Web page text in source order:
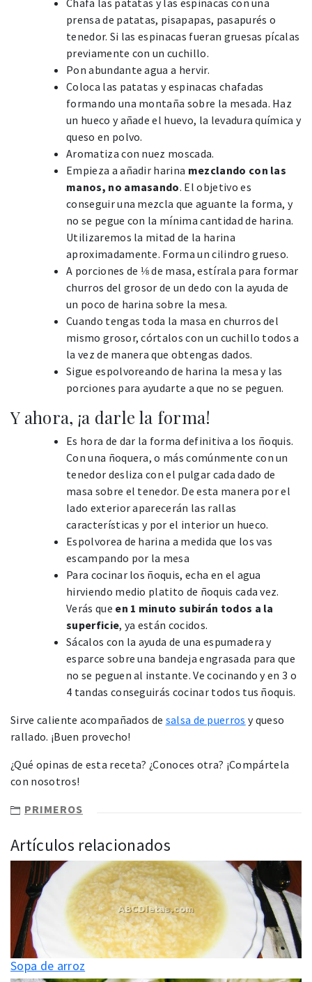
Chafa las patatas y las espinacas con una
prensa de patatas, pisapapas, pasapurés o
tenedor. Si las espinacas fueran gruesas pícalas
previamente con un cuchillo.
Pon abundante agua a hervir.
Coloca las patatas y espinacas chafadas
formando una montaña sobre la mesada. Haz
un hueco y añade el huevo, la levadura química y
queso en polvo.
Aromatiza con nuez moscada.
Empieza a añadir harina mezclando con las
manos, no amasando. El objetivo es
conseguir una mezcla que aguante la forma, y
no se pegue con la mínima cantidad de harina.
Utilizaremos la mitad de la harina
aproximadamente. Forma un cilindro grueso.
A porciones de ⅛ de masa, estírala para formar
churros del grosor de un dedo con la ayuda de
un poco de harina sobre la mesa.
Cuando tengas toda la masa en churros del
mismo grosor, córtalos con un cuchillo todos a
la vez de manera que obtengas dados.
Sigue espolvoreando de harina la mesa y las
porciones para ayudarte a que no se peguen.
Y ahora, ¡a darle la forma!
Es hora de dar la forma definitiva a los ñoquis.
Con una ñoquera, o más comúnmente con un
tenedor desliza con el pulgar cada dado de
masa sobre el tenedor. De esta manera por el
lado exterior aparecerán las rallas
características y por el interior un hueco.
Espolvorea de harina a medida que los vas
escampando por la mesa
Para cocinar los ñoquis, echa en el agua
hirviendo medio platito de ñoquis cada vez.
Verás que en 1 minuto subirán todos a la
superficie, ya están cocidos.
Sácalos con la ayuda de una espumadera y
esparce sobre una bandeja engrasada para que
no se peguen al instante. Ve cocinando y en 3 o
4 tandas conseguirás cocinar todos tus ñoquis.
Sirve caliente acompañados de salsa de puerros y queso
rallado. ¡Buen provecho!
¿Qué opinas de esta receta? ¿Conoces otra? ¡Compártela
con nosotros!
PRIMEROS
Artículos relacionados
Sopa de arroz